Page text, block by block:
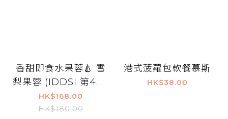
香甜即食水果蓉🍐 雪
梨果蓉 (IDDSI 第4級)
6盒裝
HK$168.00
HK$180.00
港式菠蘿包軟餐慕斯
HK$38.00